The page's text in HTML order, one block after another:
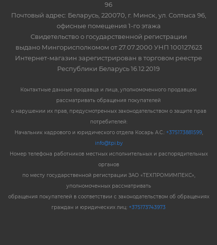
96
Почтовый адрес: Беларусь, 220070, г. Минск, ул. Солтыса 96,
офисные помещения 1-го этажа
Свидетельство о государственной регистрации
выдано Мингорисполкомом от 27.07.2000 УНП 100127623
Интернет-магазин зарегистрирован в торговом реестре
Республики Беларусь 16.12.2019
Контактные данные продавца и лица, уполномоченного продавцом
рассматривать обращения покупателей
о нарушении их прав, предусмотренных законодательством о защите прав
потребителей:
Начальник кадрового и юридического отдела Косарь А.С.: +375173881599,
info@tpi.by
Номер телефона работников местных исполнительных и распорядительных
органов
по месту государственной регистрации ЗАО «ТЕХПРОМИМПЕКС»,
уполномоченных рассматривать
обращения покупателей в соответствии с законодательством об обращениях
граждан и юридических лиц: +375173743973